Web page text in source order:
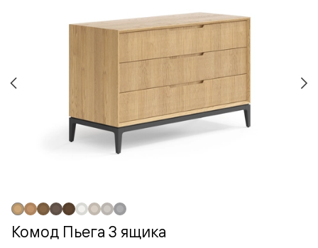
Комод Пьега 3 ящика